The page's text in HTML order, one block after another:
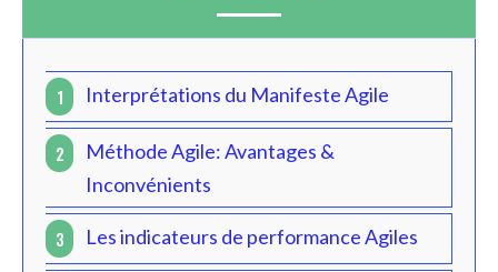
1 Interprétations du Manifeste Agile
2
Méthode Agile: Avantages &
Inconvénients
3 Les indicateurs de performance Agiles